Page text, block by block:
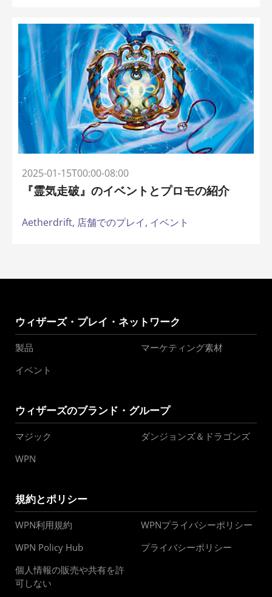
2025-01-15T00:00-08:00
『霊気走破』のイベントとプロモの紹介
Aetherdrift, 店舗でのプレイ, イベント
ウィザーズ・プレイ・ネットワーク
製品
マーケティング素材
イベント
ウィザーズのブランド・グループ
マジック
ダンジョンズ＆ドラゴンズ
WPN
規約とポリシー
WPN利用規約
WPNプライバシーポリシー
WPN Policy Hub
プライバシーポリシー
個人情報の販売や共有を許
可しない